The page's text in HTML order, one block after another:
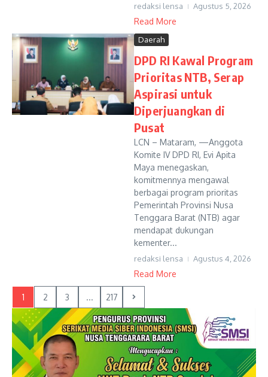
redaksi lensa Agustus 5, 2026
Read More
Daerah
DPD RI Kawal Program
Prioritas NTB, Serap
Aspirasi untuk
Diperjuangkan di
Pusat
LCN – Mataram, —Anggota
Komite IV DPD RI, Evi Apita
Maya menegaskan,
komitmennya mengawal
berbagai program prioritas
Pemerintah Provinsi Nusa
Tenggara Barat (NTB) agar
mendapat dukungan
kementer...
redaksi lensa Agustus 4, 2026
Read More
1 2 3 ... 217